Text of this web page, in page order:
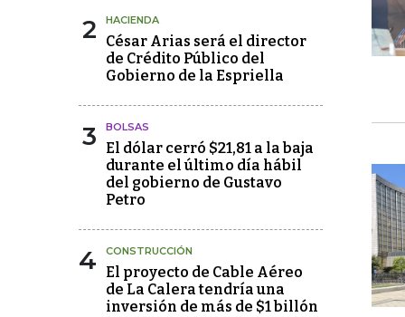
2 HACIENDA
César Arias será el director
de Crédito Público del
Gobierno de la Espriella
3 BOLSAS
El dólar cerró $21,81 a la baja
durante el último día hábil
del gobierno de Gustavo
Petro
4 CONSTRUCCIÓN
El proyecto de Cable Aéreo
de La Calera tendría una
inversión de más de $1 billón